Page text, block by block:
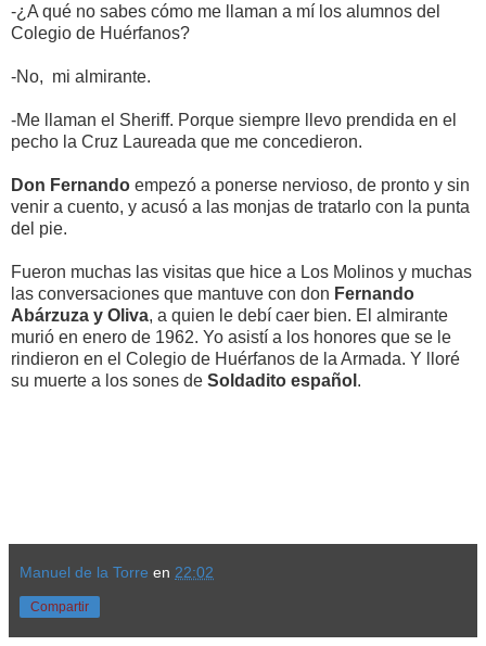
-¿A qué no sabes cómo me llaman a mí los alumnos del
Colegio de Huérfanos?
-No, mi almirante.
-Me llaman el Sheriff. Porque siempre llevo prendida en el
pecho la Cruz Laureada que me concedieron.
Don Fernando empezó a ponerse nervioso, de pronto y sin
venir a cuento, y acusó a las monjas de tratarlo con la punta
del pie.
Fueron muchas las visitas que hice a Los Molinos y muchas
las conversaciones que mantuve con don Fernando
Abárzuza y Oliva, a quien le debí caer bien. El almirante
murió en enero de 1962. Yo asistí a los honores que se le
rindieron en el Colegio de Huérfanos de la Armada. Y lloré
su muerte a los sones de Soldadito español .
Manuel de la Torre en 22:02
Compartir